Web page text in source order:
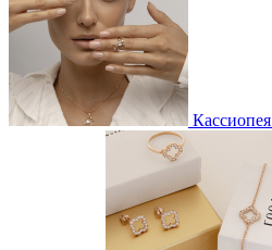
Кассиопея